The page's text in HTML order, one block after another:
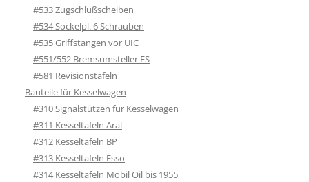
#533 Zugschlußscheiben
#534 Sockelpl. 6 Schrauben
#535 Griffstangen vor UIC
#551/552 Bremsumsteller FS
#581 Revisionstafeln
Bauteile für Kesselwagen
#310 Signalstützen für Kesselwagen
#311 Kesseltafeln Aral
#312 Kesseltafeln BP
#313 Kesseltafeln Esso
#314 Kesseltafeln Mobil Oil bis 1955